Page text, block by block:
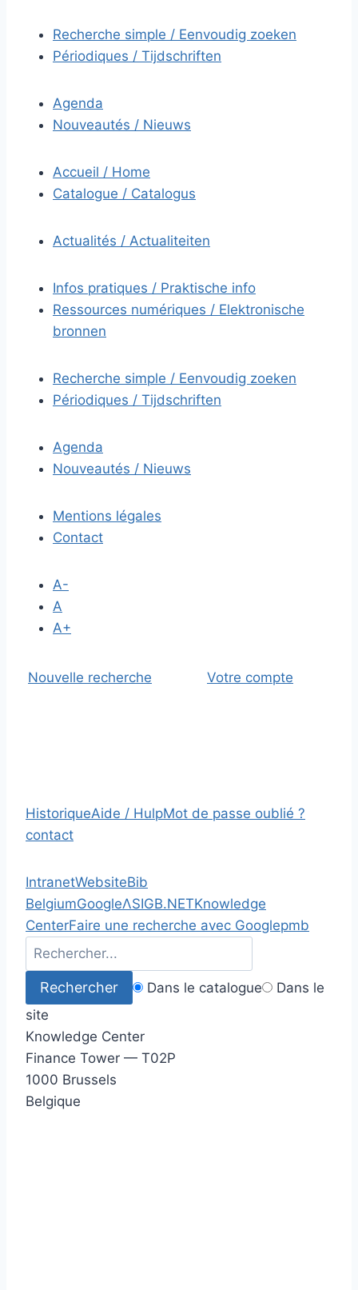
Recherche simple / Eenvoudig zoeken
Périodiques / Tijdschriften
Agenda
Nouveautés / Nieuws
Accueil / Home
Catalogue / Catalogus
Actualités / Actualiteiten
Infos pratiques / Praktische info
Ressources numériques / Elektronische
bronnen
Recherche simple / Eenvoudig zoeken
Périodiques / Tijdschriften
Agenda
Nouveautés / Nieuws
Mentions légales
Contact
A-
A
A+
Nouvelle recherche Votre compte
HistoriqueAide / HulpMot de passe oublié ?
contact
IntranetWebsiteBib
BelgiumGoogleΛSIGB.NETKnowledge
CenterFaire une recherche avec Googlepmb
Dans le catalogue
Dans le
site
Knowledge Center
Finance Tower — T02P
1000 Brussels
Belgique